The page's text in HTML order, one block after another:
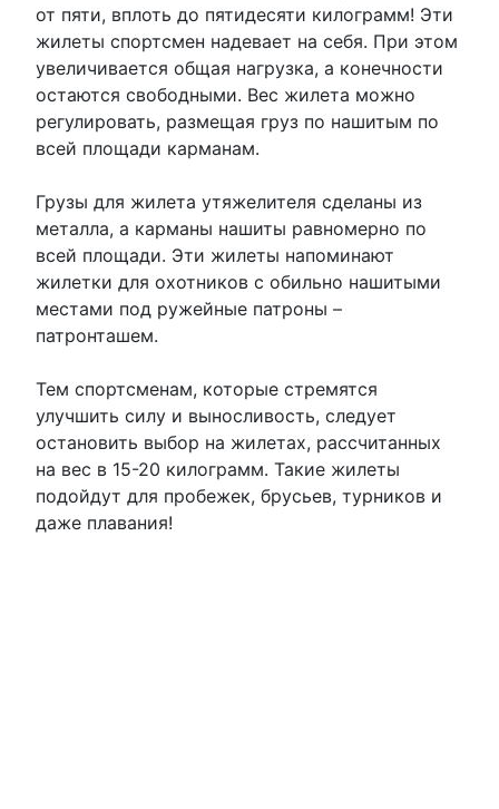
от пяти, вплоть до пятидесяти килограмм! Эти
жилеты спортсмен надевает на себя. При этом
увеличивается общая нагрузка, а конечности
остаются свободными. Вес жилета можно
регулировать, размещая груз по нашитым по
всей площади карманам.
Грузы для жилета утяжелителя сделаны из
металла, а карманы нашиты равномерно по
всей площади. Эти жилеты напоминают
жилетки для охотников с обильно нашитыми
местами под ружейные патроны –
патронташем.
Тем спортсменам, которые стремятся
улучшить силу и выносливость, следует
остановить выбор на жилетах, рассчитанных
на вес в 15-20 килограмм. Такие жилеты
подойдут для пробежек, брусьев, турников и
даже плавания!